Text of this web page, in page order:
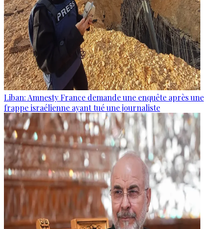
Liban: Amnesty France demande une enquête après une
frappe israélienne ayant tué une journaliste